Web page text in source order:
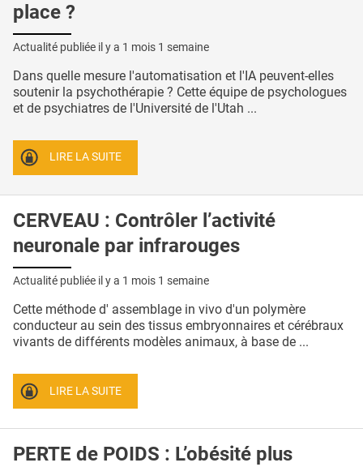
place ?
Actualité publiée il y a 1 mois 1 semaine
Dans quelle mesure l'automatisation et l'IA peuvent-elles
soutenir la psychothérapie ? Cette équipe de psychologues
et de psychiatres de l'Université de l'Utah ...
LIRE LA SUITE
CERVEAU : Contrôler l’activité
neuronale par infrarouges
Actualité publiée il y a 1 mois 1 semaine
Cette méthode d' assemblage in vivo d'un polymère
conducteur au sein des tissus embryonnaires et cérébraux
vivants de différents modèles animaux, à base de ...
LIRE LA SUITE
PERTE de POIDS : L’obésité plus